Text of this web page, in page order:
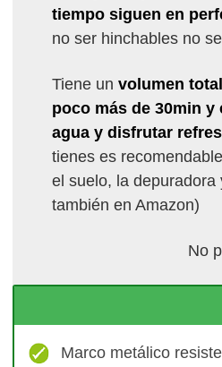
tiempo siguen en
no ser hinchables no
Tiene un volumen
poco más de 30min
agua y disfrutar
tienes es
el suelo, la
también en Amazon)
No
Marco metálico